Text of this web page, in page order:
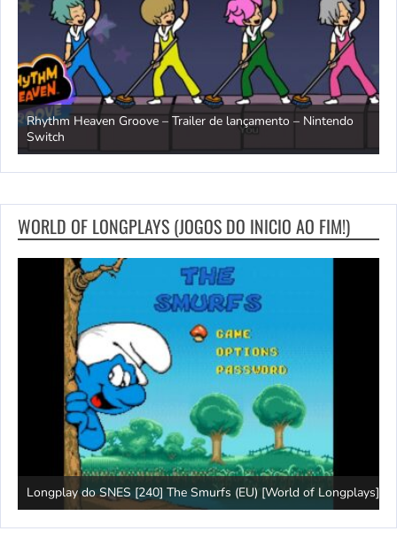
Rhythm Heaven Groove – Trailer de lançamento – Nintendo
Switch
WORLD OF LONGPLAYS (JOGOS DO INICIO AO FIM!)
Longplay do SNES [240] The Smurfs (EU) [World of Longplays]